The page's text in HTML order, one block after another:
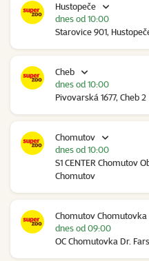
Hustopeče
Starovice 901,
dnes od 10:00
Cheb
Pivovarská 1677, Cheb 2
dnes od 10:00
Chomutov
S1 CENTER Chomutov
Chomutov
dnes od 10:00
Chomutov Chomutovka
OC Chomutovka Dr.
dnes od 09:00